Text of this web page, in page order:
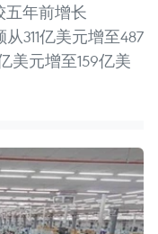
五年前增长
311亿美元增至487
美元增至159亿美